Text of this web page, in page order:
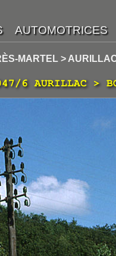
MARTEL >
6 AURILLAC >